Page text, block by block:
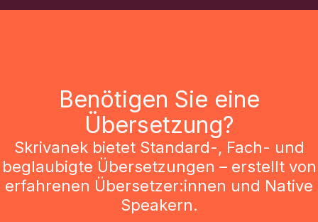
Benötigen Sie eine
Übersetzung?
Skrivanek bietet Standard-, Fach- und
beglaubigte Übersetzungen – erstellt von
erfahrenen Übersetzer:innen und Native
Speakern.